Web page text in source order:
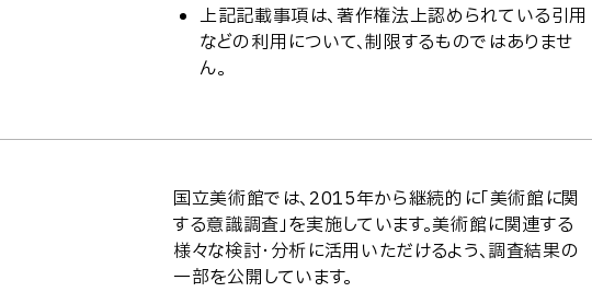
上記記載事項は、著作権法上認められている引用
などの利用について、制限するものではありませ
ん。
国立美術館では、2015年から継続的に「美術館に関
する意識調査」を実施しています。美術館に関連する
様々な検討・分析に活用いただけるよう、調査結果の
一部を公開しています。